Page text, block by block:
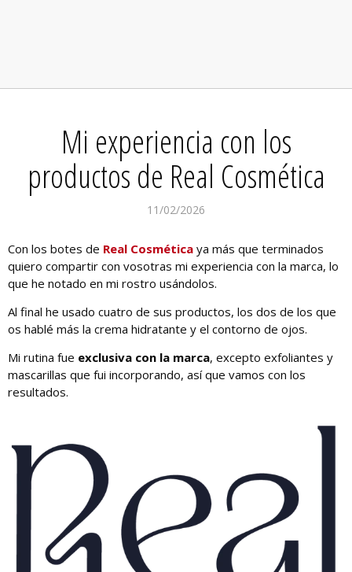
Mi experiencia con los
productos de Real Cosmética
11/02/2026
Con los botes de Real Cosmética ya más que terminados
quiero compartir con vosotras mi experiencia con la marca, lo
que he notado en mi rostro usándolos.
Al final he usado cuatro de sus productos, los dos de los que
os hablé más la crema hidratante y el contorno de ojos.
Mi rutina fue exclusiva con la marca, excepto exfoliantes y
mascarillas que fui incorporando, así que vamos con los
resultados.